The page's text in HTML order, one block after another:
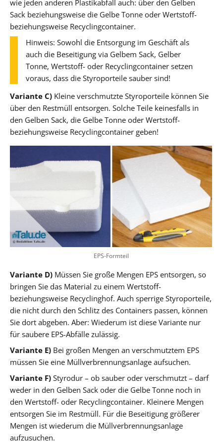
wie jeden anderen Plastikabfall auch: über den Gelben
Sack beziehungsweise die Gelbe Tonne oder Wertstoff-
beziehungsweise Recyclingcontainer.
Hinweis: Sowohl die Entsorgung im Geschäft als
auch die Beseitigung via Gelbem Sack, Gelber
Tonne, Wertstoff- oder Recyclingcontainer setzen
voraus, dass die Styroporteile sauber sind!
Variante C) Kleine verschmutzte Styroporteile können Sie
über den Restmüll entsorgen. Solche Teile keinesfalls in
den Gelben Sack, die Gelbe Tonne oder Wertstoff-
beziehungsweise Recyclingcontainer geben!
EPS-Formteil
Variante D) Müssen Sie große Mengen EPS entsorgen, so
bringen Sie das Material zu einem Wertstoff-
beziehungsweise Recyclinghof. Auch sperrige Styroporteile,
die nicht durch den Schlitz des Containers passen, können
Sie dort abgeben. Aber: Wiederum ist diese Variante nur
für saubere EPS-Abfälle zulässig.
Variante E) Bei großen Mengen an verschmutztem EPS
müssen Sie eine Müllverbrennungsanlage aufsuchen.
Variante F) Styrodur – ob sauber oder verschmutzt – darf
weder in den Gelben Sack oder die Gelbe Tonne noch in
den Wertstoff- oder Recyclingcontainer. Kleinere Mengen
entsorgen Sie im Restmüll. Für die Beseitigung größerer
Mengen ist wiederum die Müllverbrennungsanlage
aufzusuchen.